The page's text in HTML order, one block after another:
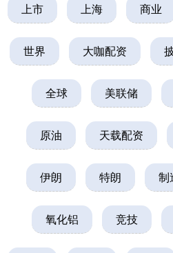
上市 上海 商业
世界 大咖配资
全球 美联储
原油 天载配资
伊朗 特朗 制
氧化铝 竞技